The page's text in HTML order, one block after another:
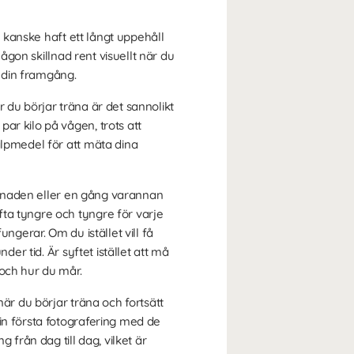
haft ett långt uppehåll
skillnad rent visuellt när du
framgång.
börjar träna är det sannolikt
kilo på vågen, trots att
för att mäta dina
eller en gång varannan
tyngre och tyngre för varje
Om du istället vill få
tid. Är syftet istället att må
hur du mår.
du börjar träna och fortsätt
första fotografering med de
från dag till dag, vilket är